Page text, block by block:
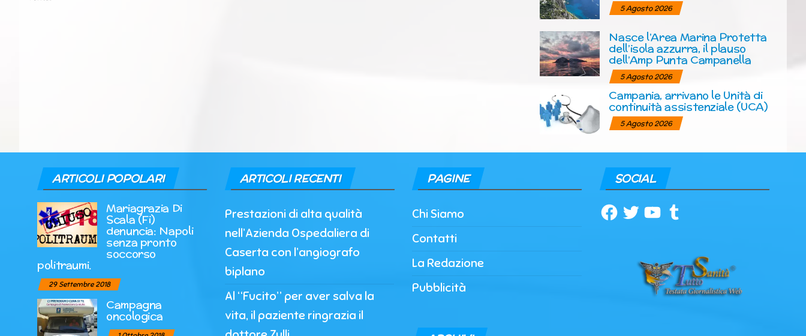
5 Agosto 2026
Nasce l’Area Marina Protetta
dell’isola azzurra, il plauso
dell’Amp Punta Campanella
5 Agosto 2026
Campania, arrivano le Unità di
continuità assistenziale (UCA)
5 Agosto 2026
ARTICOLI POPOLARI
Mariagrazia Di
Scala (Fi)
denuncia: Napoli
senza pronto
soccorso
politraumi.
29 Settembre 2018
Campagna
oncologica
ARTICOLI RECENTI
Prestazioni di alta qualità
nell’Azienda Ospedaliera di
Caserta con l’angiografo
biplano
Al “Fucito” per aver salva la
vita, il paziente ringrazia il
PAGINE
Chi Siamo
Contatti
La Redazione
Pubblicità
SOCIAL
Facebook
TwitterYouTubeTumblr